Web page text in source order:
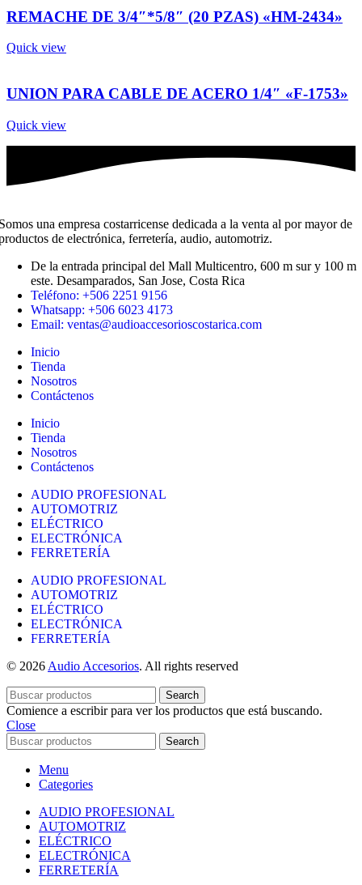
REMACHE DE 3/4″*5/8″ (20 PZAS) «HM-2434»
Quick view
UNION PARA CABLE DE ACERO 1/4″ «F-1753»
Quick view
una empresa costarricense dedicada a la venta al por mayor de
de electrónica, ferretería, audio, automotriz.
De la entrada principal del Mall Multicentro, 600 m sur y 100 m
este. Desamparados, San Jose, Costa Rica
Teléfono: +506 2251 9156
Whatsapp: +506 6023 4173
Email: ventas@audioaccesorioscostarica.com
Inicio
Tienda
Nosotros
Contáctenos
Inicio
Tienda
Nosotros
Contáctenos
AUDIO PROFESIONAL
AUTOMOTRIZ
ELÉCTRICO
ELECTRÓNICA
FERRETERÍA
AUDIO PROFESIONAL
AUTOMOTRIZ
ELÉCTRICO
ELECTRÓNICA
FERRETERÍA
© 2026 Audio Accesorios. All rights reserved
Search
Comience a escribir para ver los productos que está buscando.
Close
Search
Menu
Categories
AUDIO PROFESIONAL
AUTOMOTRIZ
ELÉCTRICO
ELECTRÓNICA
FERRETERÍA